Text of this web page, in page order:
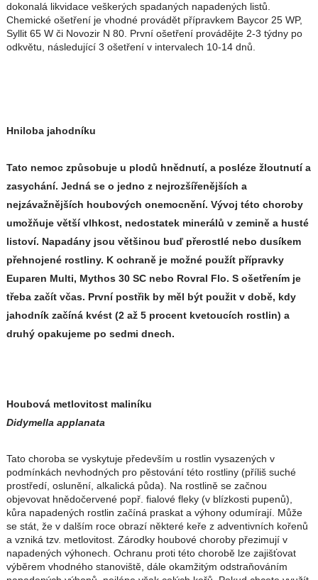
dokonalá likvidace veškerých spadaných napadených listů.
Chemické ošetření je vhodné provádět přípravkem Baycor 25 WP,
Syllit 65 W či Novozir N 80. První ošetření provádějte 2-3 týdny po
odkvětu, následující 3 ošetření v intervalech 10-14 dnů.
Hniloba jahodníku
Tato nemoc způsobuje u plodů hnědnutí, a posléze žloutnutí a
zasychání. Jedná se o jedno z nejrozšířenějších a
nejzávažnějších houbových onemocnění. Vývoj této choroby
umožňuje větší vlhkost, nedostatek minerálů v zemině a husté
listoví. Napadány jsou většinou buď přerostlé nebo dusíkem
přehnojené rostliny. K ochraně je možné použít přípravky
Euparen Multi, Mythos 30 SC nebo Rovral Flo. S ošetřením je
třeba začít včas. První postřik by měl být použit v době, kdy
jahodník začíná kvést (2 až 5 procent kvetoucích rostlin) a
druhý opakujeme po sedmi dnech.
Houbová metlovitost maliníku
Didymella applanata
Tato choroba se vyskytuje především u rostlin vysazených v
podmínkách nevhodných pro pěstování této rostliny (příliš suché
prostředí, oslunění, alkalická půda). Na rostlině se začnou
objevovat hnědočervené popř. fialové fleky (v blízkosti pupenů),
kůra napadených rostlin začíná praskat a výhony odumírají. Může
se stát, že v dalším roce obrazí některé keře z adventivních kořenů
a vzniká tzv. metlovitost. Zárodky houbové choroby přezimují v
napadených výhonech. Ochranu proti této chorobě lze zajišťovat
výběrem vhodného stanoviště, dále okamžitým odstraňováním